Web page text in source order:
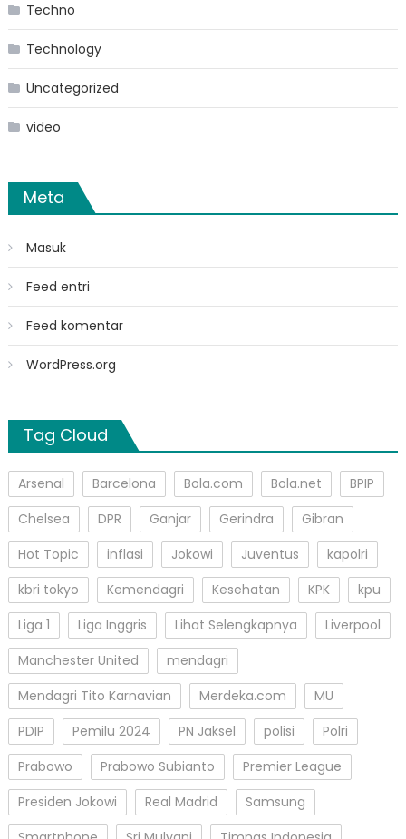
Techno
Technology
Uncategorized
video
Meta
Masuk
Feed entri
Feed komentar
WordPress.org
Tag Cloud
Arsenal Barcelona Bola.com Bola.net
BPIP
Chelsea
DPR Ganjar Gerindra
Gibran
Hot Topic
inflasi Jokowi Juventus
kapolri
kbri tokyo
Kemendagri Kesehatan KPK
kpu
Liga 1
Liga Inggris Lihat Selengkapnya
Liverpool
Manchester United
mendagri
Mendagri Tito Karnavian
Merdeka.com
MU
PDIP
Pemilu 2024 PN Jaksel polisi
Polri
Prabowo
Prabowo Subianto
Premier League
Presiden Jokowi
Real Madrid
Samsung